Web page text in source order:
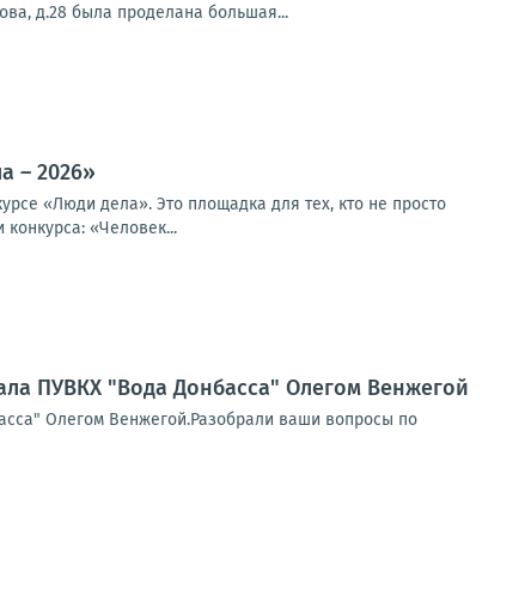
д.28 была проделана большая...
– 2026»
«Люди дела». Это площадка для тех, кто не просто
«Человек...
ПУВКХ "Вода Донбасса" Олегом Венжегой
Олегом Венжегой.Разобрали ваши вопросы по